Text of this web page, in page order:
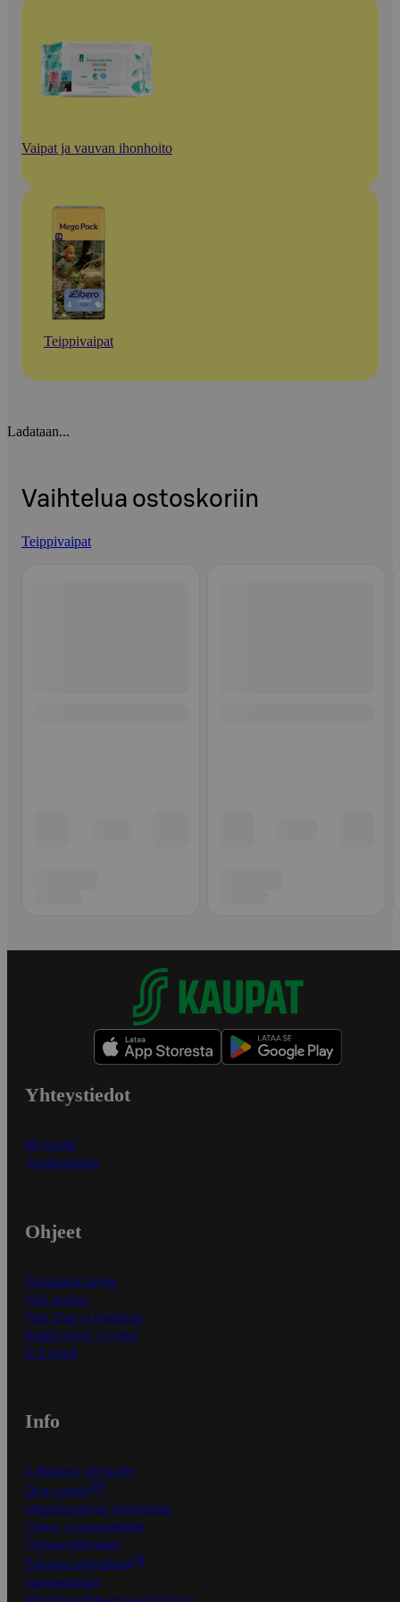
Vaipat ja vauvan ihonhoito
Teippivaipat
Ladataan...
Vaihtelua ostoskoriin
Teippivaipat
Yhteystiedot
Myymälät
Asiakaspalvelu
Ohjeet
Ensitilaajan ohjeet
Näin maksat
Näin tilaat ja muokkaat
Kaikki ohjeet ja vinkit
In English
Info
S-Business yrityksille
Oiva-raportit
Osuuskauppojen yhteystiedot
Tilaus- ja toimitusehdot
Tietosuojakäytäntö
Palvelun käyttöehdot
Saavutettavuus